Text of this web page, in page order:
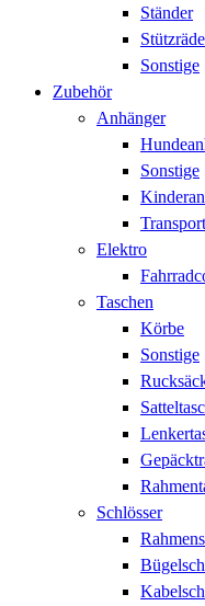
Ständer
Sonstige
Zubehör
Anhänger
Sonstige
Elektro
Taschen
Körbe
Sonstige
Schlösser